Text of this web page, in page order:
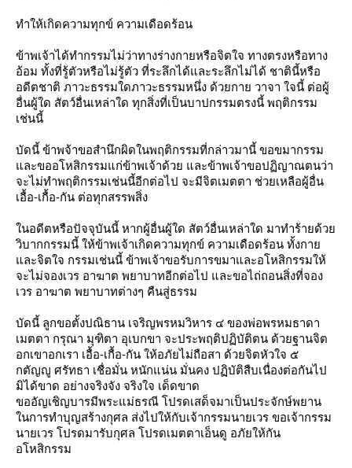
ทำให้เกิดความทุกข์ ความเดือดร้อน
ข้าพเจ้าได้ทำกรรมไม่ว่าทางร่างกายหรือจิตใจ ทางตรงหรือทาง
อ้อม ทั้งที่รู้ตัวหรือไม่รู้ตัว ที่ระลึกได้และระลึกไม่ได้ ชาตินี้หรือ
อดีตชาติ ภาวะธรรมใดภาวะธรรมหนึ่ง ด้วยกาย วาจา ใจนี้ ต่อผู้
อื่นผู้ใด สัตว์อื่นเหล่าใด ทุกสิ่งที่เป็นบาปกรรมตรงนี้ พฤติกรรม
เช่นนี้
บัดนี้ ข้าพจ้าขอสำนึกผิดในพฤติกรรมที่กล่าวมานี้ ขอขมากรรม
ละขออโหสิกรรมแก่ข้าพเจ้าด้วย และข้าพเจ้าขอปฏิญาณตนว่า
จะไม่ทำพฤติกรรมเช่นนี้อีกต่อไป จะมีจิตเมตตา ช่วยเหลือผู้อื่น
เอื้อ-เกื้อ-กัน ต่อทุกสรรพสิ่ง
นอดีตหรือปัจจุบันนี้ หากผู้อื่นผู้ใด สัตว์อื่นเหล่าใด มาทำร้ายด้ว
วิบากกรรมนี้ ให้ข้าพเจ้าเกิดความทุกข์ ความเดือดร้อน ทั้งกา
ละจิตใจ กรรมเช่นนี้ ข้าพเจ้าขอรับการขมาและอโหสิกรรมให้
จะไม่จองเวร อาฆาต พยาบาทอีกต่อไป และขอไถ่ถอนสิ่งที่จอง
เวร อาฆาต พยาบาทต่างๆ คืนสู่ธรรม
บัดนี้ ลูกขอตั้งปณิธาน เจริญพรหมวิหาร ๔ ของพ่อพรหมธาดา
เมตตา กรุณา มุฑิตา อุเบกขา จะประพฤติปฏิบัติตน ด้วยฐานจิต
อกเขาอกเรา เอื้อ-เกื้อ-กัน ให้อภัยไม่ถือสา ด้วยจิตหัวใจ ๕
กตัญญู ศรัทธา เชื่อมั่น หนักแน่น มั่นคง ปฏิบัติสืบเนื่องต่อกันไป
มิได้ขาด อย่างจริงจัง จริงใจ เด็ดขาด
ขออัญเชิญบารมีพระแม่ธรณี โปรดเสด็จมาเป็นประจักษ์พยาน
นการทำบุญสร้างกุศล ส่งไปให้กับเจ้ากรรมนายเวร ขอเจ้ากรรม
นายเวร โปรดมารับกุศล โปรดเมตตาเอ็นดู อภัยให้กัน
อโหสิกรรม